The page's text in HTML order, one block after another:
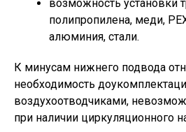
возможность установки
полипропилена, меди,
алюминия, стали.
К минусам нижнего подвода
необходимость
воздухоотводчиками,
при наличии циркуляционного